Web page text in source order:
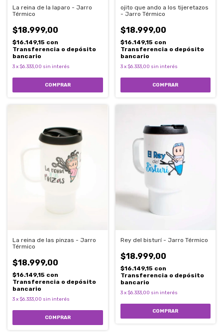
La reina de la laparo - Jarro
Térmico
$18.999,00
$16.149,15 con
Transferencia o depósito
bancario
3x $6.333,00 sin interés
ojito que ando a los tijeretazos
- Jarro Térmico
$18.999,00
$16.149,15 con
Transferencia o depósito
bancario
3 x $6.333,00 sin interés
La reina de las pinzas - Jarro
Térmico
$18.999,00
$16.149,15 con
Transferencia o depósito
bancario
3x $6.333,00 sin interés
Rey del bisturí - Jarro Térmico
$18.999,00
$16.149,15 con
Transferencia o depósito
bancario
3 x $6.333,00 sin interés